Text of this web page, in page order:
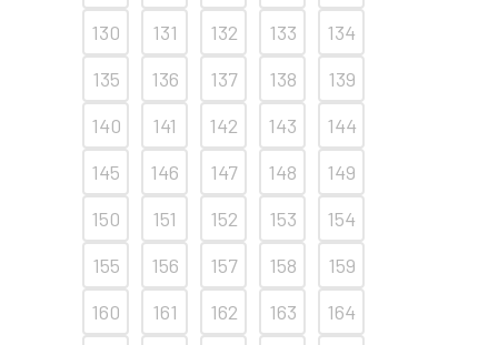
130
131 132 133
134
135
136 137 138
139
140
141 142 143
144
145
146 147 148
149
150
151 152 153
154
155
156 157 158
159
160
161 162 163
164